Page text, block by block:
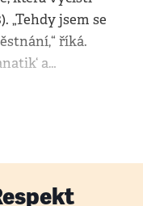
„Tehdy jsem se
říká.
a…